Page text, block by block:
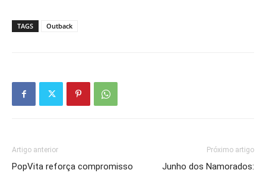
TAGS Outback
Artigo anterior
PopVita reforça compromisso
Próximo artigo
Junho dos Namorados: